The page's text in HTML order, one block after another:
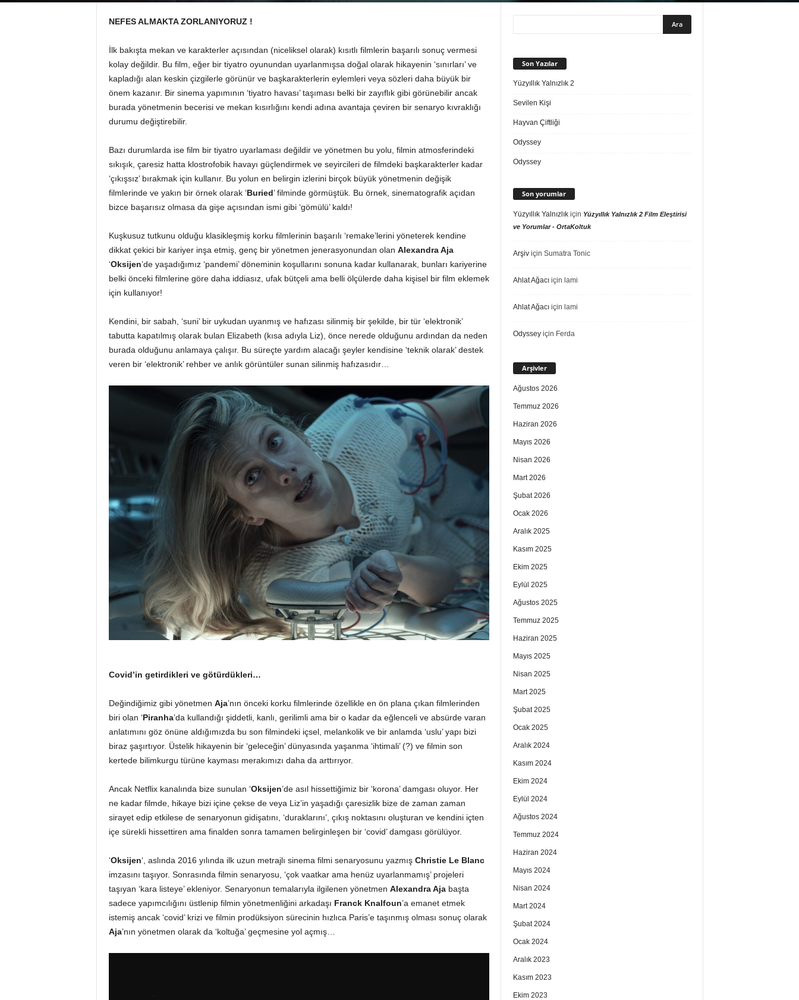
NEFES ALMAKTA ZORLANIYORUZ !
İlk bakışta mekan ve karakterler açısından (niceliksel olarak) kısıtlı filmlerin başarılı sonuç vermesi
kolay değildir. Bu film, eğer bir tiyatro oyunundan uyarlanmışsa doğal olarak hikayenin ‘sınırları’ ve
kapladığı alan keskin çizgilerle görünür ve başkarakterlerin eylemleri veya sözleri daha büyük bir
önem kazanır. Bir sinema yapımının ‘tiyatro havası’ taşıması belki bir zayıflık gibi görünebilir ancak
burada yönetmenin becerisi ve mekan kısırlığını kendi adına avantaja çeviren bir senaryo kıvraklığı
durumu değiştirebilir.
Bazı durumlarda ise film bir tiyatro uyarlaması değildir ve yönetmen bu yolu, filmin atmosferindeki
sıkışık, çaresiz hatta klostrofobik havayı güçlendirmek ve seyircileri de filmdeki başkarakterler kadar
‘çıkışsız’ bırakmak için kullanır. Bu yolun en belirgin izlerini birçok büyük yönetmenin değişik
filmlerinde ve yakın bir örnek olarak ‘Buried’ filminde görmüştük. Bu örnek, sinematografik açıdan
bizce başarısız olmasa da gişe açısından ismi gibi ‘gömülü’ kaldı!
Kuşkusuz tutkunu olduğu klasikleşmiş korku filmlerinin başarılı ‘remake’lerini yöneterek kendine
dikkat çekici bir kariyer inşa etmiş, genç bir yönetmen jenerasyonundan olan Alexandra Aja
‘Oksijen’de yaşadığımız ‘pandemi’ döneminin koşullarını sonuna kadar kullanarak, bunları kariyerine
belki önceki filmlerine göre daha iddiasız, ufak bütçeli ama belli ölçülerde daha kişisel bir film eklemek
için kullanıyor!
Kendini, bir sabah, ‘suni’ bir uykudan uyanmış ve hafızası silinmiş bir şekilde, bir tür ‘elektronik’
tabutta kapatılmış olarak bulan Elizabeth (kısa adıyla Liz), önce nerede olduğunu ardından da neden
burada olduğunu anlamaya çalışır. Bu süreçte yardım alacağı şeyler kendisine ‘teknik olarak’ destek
veren bir ‘elektronik’ rehber ve anlık görüntüler sunan silinmiş hafızasıdır…
Covid’in getirdikleri ve götürdükleri…
Değindiğimiz gibi yönetmen Aja’nın önceki korku filmlerinde özellikle en ön plana çıkan filmlerinden
biri olan ‘Piranha’da kullandığı şiddetli, kanlı, gerilimli ama bir o kadar da eğlenceli ve absürde varan
anlatımını göz önüne aldığımızda bu son filmindeki içsel, melankolik ve bir anlamda ‘uslu’ yapı bizi
biraz şaşırtıyor. Üstelik hikayenin bir ‘geleceğin’ dünyasında yaşanma ‘ihtimali’ (?) ve filmin son
kertede bilimkurgu türüne kayması merakımızı daha da arttırıyor.
Ancak Netflix kanalında bize sunulan ‘Oksijen’de asıl hissettiğimiz bir ‘korona’ damgası oluyor. Her
ne kadar filmde, hikaye bizi içine çekse de veya Liz’in yaşadığı çaresizlik bize de zaman zaman
sirayet edip etkilese de senaryonun gidişatını, ‘duraklarını’, çıkış noktasını oluşturan ve kendini içten
içe sürekli hissettiren ama finalden sonra tamamen belirginleşen bir ‘covid’ damgası görülüyor.
‘Oksijen‘, aslında 2016 yılında ilk uzun metrajlı sinema filmi senaryosunu yazmış Christie Le Blanc
imzasını taşıyor. Sonrasında filmin senaryosu, ‘çok vaatkar ama henüz uyarlanmamış’ projeleri
taşıyan ‘kara listeye’ ekleniyor. Senaryonun temalarıyla ilgilenen yönetmen Alexandra Ajabaşta
sadece yapımcılığını üstlenip filmin yönetmenliğini arkadaşı Franck Knalfoun’a emanet etmek
istemiş ancak ‘covid’ krizi ve filmin prodüksiyon sürecinin hızlıca Paris’e taşınmış olması sonuç olarak
Aja’nın yönetmen olarak da ‘koltuğa’ geçmesine yol açmış…
Son Yazılar
Yüzyıllık Yalnızlık 2
Sevilen Kişi
Hayvan Çiftliği
Odyssey
Odyssey
Son yorumlar
Yüzyıllık Yalnızlıkiçin Yüzyıllık Yalnızlık 2 Film Eleştirisi
ve Yorumlar - OrtaKoltuk
Arşiviçin Sumatra Tonic
Ahlat Ağacıiçin lami
Ahlat Ağacıiçin lami
Odysseyiçin Ferda
Arşivler
Ağustos 2026
Temmuz 2026
Haziran 2026
Mayıs 2026
Nisan 2026
Mart 2026
Şubat 2026
Ocak 2026
Aralık 2025
Kasım 2025
Ekim 2025
Eylül 2025
Ağustos 2025
Temmuz 2025
Haziran 2025
Mayıs 2025
Nisan 2025
Mart 2025
Şubat 2025
Ocak 2025
Aralık 2024
Kasım 2024
Ekim 2024
Eylül 2024
Ağustos 2024
Temmuz 2024
Haziran 2024
Mayıs 2024
Nisan 2024
Mart 2024
Şubat 2024
Ocak 2024
Aralık 2023
Kasım 2023
Ekim 2023